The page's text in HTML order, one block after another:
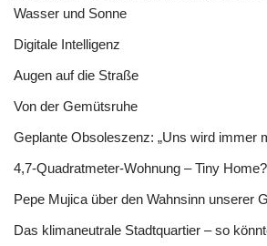
Wasser und Sonne
Digitale Intelligenz
Augen auf die Straße
Von der Gemütsruhe
Geplante Obsoleszenz: „Uns wird immer
4,7-Quadratmeter-Wohnung – Tiny Home?
Pepe Mujica über den Wahnsinn unserer
Das klimaneutrale Stadtquartier – so